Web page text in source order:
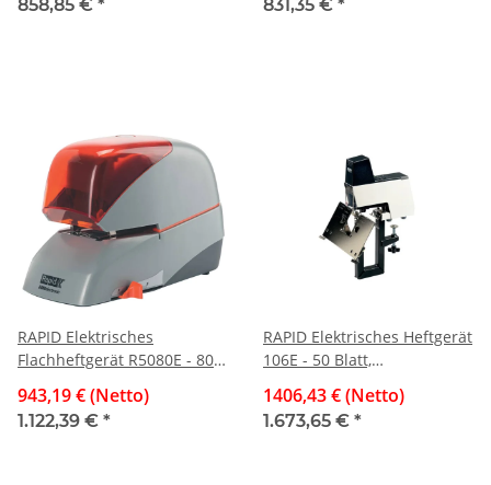
858,85 € * 831,35 € *
RAPID Elektrisches
Flachheftgerät R5080E - 80
943,19 € (Netto)
1.122,39 € *
RAPID Elektrisches Heftgerät
106E - 50 Blatt,
schwarz/weiß
1406,43 € (Netto)
1.673,65 € *